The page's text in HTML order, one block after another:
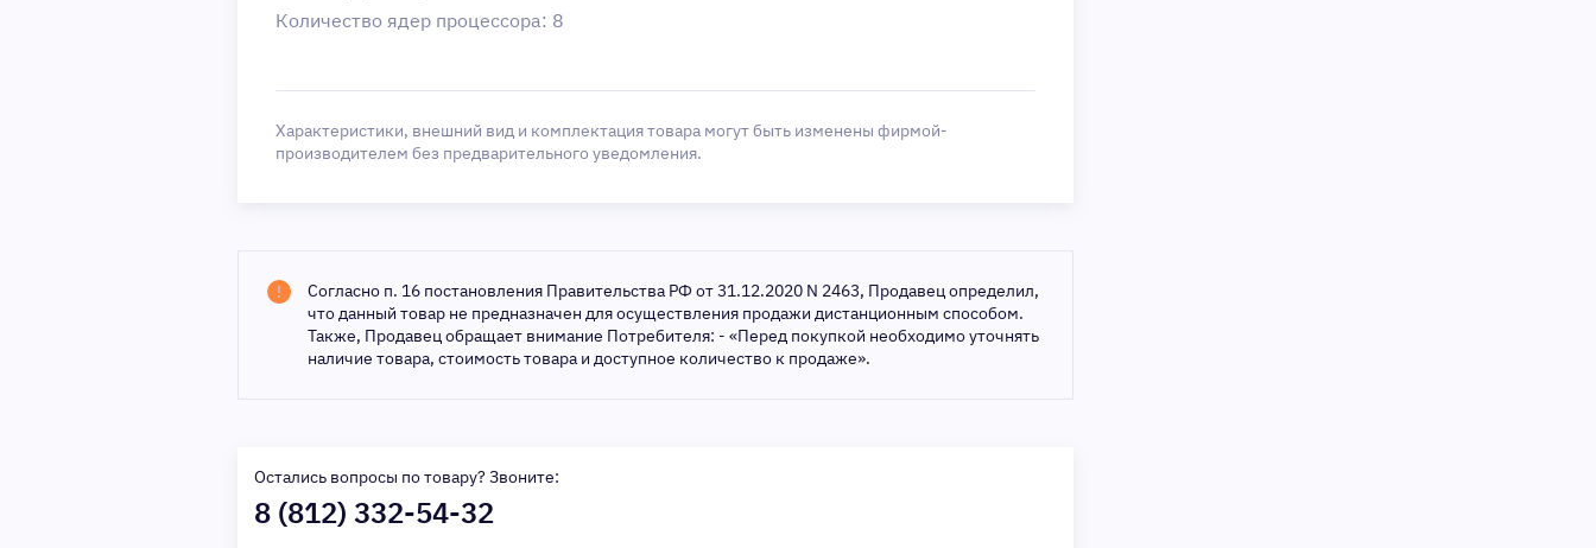
Количество ядер процессора: 8
Характеристики, внешний вид и комплектация товара могут быть изменены фирмой-
производителем без предварительного уведомления.
Согласно п. 16 постановления Правительства РФ от 31.12.2020 N 2463, Продавец определил,
что данный товар не предназначен для осуществления продажи дистанционным способом.
Также, Продавец обращает внимание Потребителя: - «Перед покупкой необходимо уточнять
наличие товара, стоимость товара и доступное количество к продаже».
Остались вопросы по товару? Звоните:
8 (812) 332-54-32